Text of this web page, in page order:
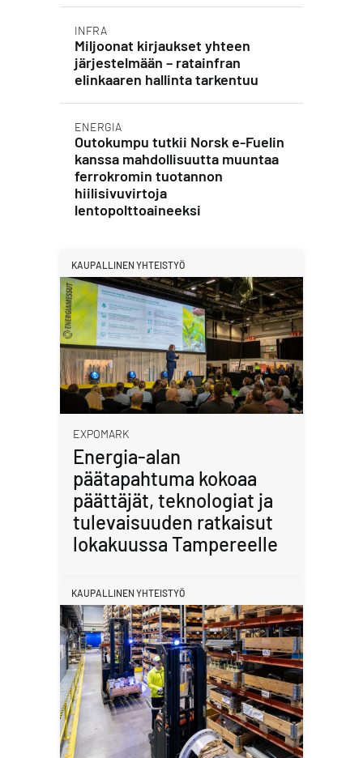
INFRA
Miljoonat kirjaukset yhteen
järjestelmään – ratainfran
elinkaaren hallinta tarkentuu
ENERGIA
Outokumpu tutkii Norsk e-Fuelin
kanssa mahdollisuutta muuntaa
ferrokromin tuotannon
hiilisivuvirtoja
lentopolttoaineeksi
KAUPALLINEN YHTEISTYÖ
EXPOMARK
Energia-alan
päätapahtuma kokoaa
päättäjät, teknologiat ja
tulevaisuuden ratkaisut
lokakuussa Tampereelle
KAUPALLINEN YHTEISTYÖ